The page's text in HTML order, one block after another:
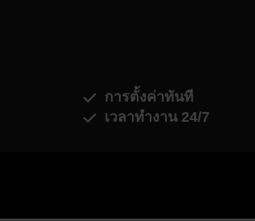
การตั้งค่าทันที
เวลาทำงาน 24/7